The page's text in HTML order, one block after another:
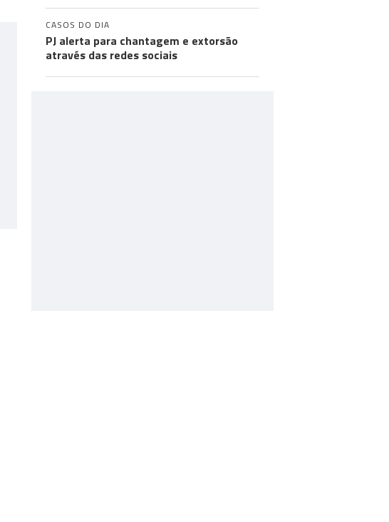
CASOS DO DIA
PJ alerta para chantagem e extorsão
através das redes sociais